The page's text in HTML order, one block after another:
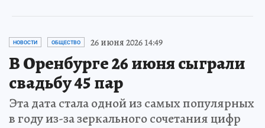
НОВОСТИ ОБЩЕСТВО 26 июня 2026 14:49
В Оренбурге 26 июня сыграли
свадьбу 45 пар
Эта дата стала одной из самых популярных
в году из-за зеркального сочетания цифр